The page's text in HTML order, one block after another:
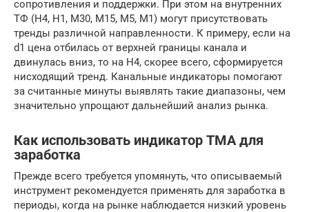
сопротивления и поддержки. При этом на внутренних
ТФ (H4, H1, M30, M15, M5, M1) могут присутствовать
тренды различной направленности. К примеру, если на
d1 цена отбилась от верхней границы канала и
двинулась вниз, то на H4, скорее всего, сформируется
нисходящий тренд. Канальные индикаторы помогают
за считанные минуты выявлять такие диапазоны, чем
значительно упрощают дальнейший анализ рынка.
Как использовать индикатор TMA для
заработка
Прежде всего требуется упомянуть, что описываемый
инструмент рекомендуется применять для заработка в
периоды, когда на рынке наблюдается низкий уровень